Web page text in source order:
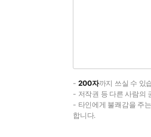
- 200자까지 쓰실 수 있
- 저작권 등 다른 사람의
- 타인에게 불쾌감을 주
합니다.